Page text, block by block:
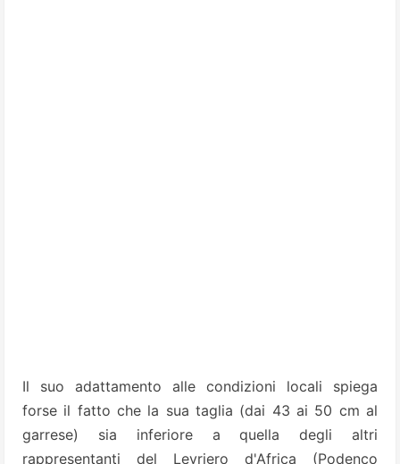
Il suo adattamento alle condizioni locali spiega
forse il fatto che la sua taglia (dai 43 ai 50 cm al
garrese) sia inferiore a quella degli altri
rappresentanti del Levriero d'Africa (Podenco